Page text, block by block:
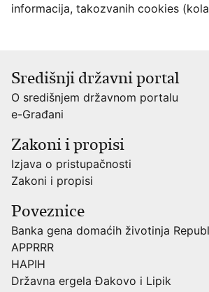
informacija, takozvanih cookies
Središnji državni portal
O središnjem državnom portalu
e-Građani
Zakoni i propisi
Izjava o pristupačnosti
Zakoni i propisi
Poveznice
Banka gena domaćih životinja
APPRRR
HAPIH
Državna ergela Đakovo i Lipik